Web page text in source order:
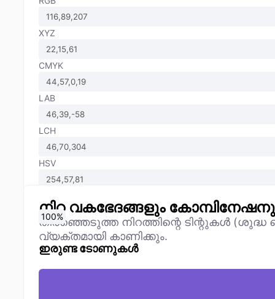
XYZ
CMYK
LAB
LCH
HSV
നിറ വകഭേദങ്ങളും
തിരഞ്ഞെടുത്ത നിറത്തിന്റെ ടിന്റുകൾ
വ്യക്തമായി കാണിക്കും.
ഇരുണ്ട ടോണുകൾ
0%
10%
20%
30%
40%
50%
60%
70%
80%
90%
100%